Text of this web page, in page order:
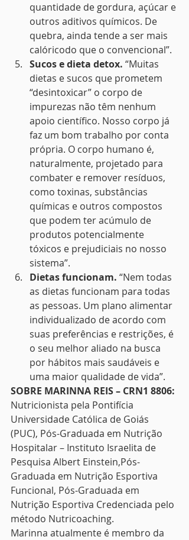
quantidade de gordura, açúcar e
outros aditivos químicos. De
quebra, ainda tende a ser mais
calóricodo que o convencional”.
Sucos e dieta detox. “Muitas
dietas e sucos que prometem
“desintoxicar” o corpo de
impurezas não têm nenhum
apoio científico. Nosso corpo já
faz um bom trabalho por conta
própria. O corpo humano é,
naturalmente, projetado para
combater e remover resíduos,
como toxinas, substâncias
químicas e outros compostos
que podem ter acúmulo de
produtos potencialmente
tóxicos e prejudiciais no nosso
sistema”.
Dietas funcionam. “Nem todas
as dietas funcionam para todas
as pessoas. Um plano alimentar
individualizado de acordo com
suas preferências e restrições, é
o seu melhor aliado na busca
por hábitos mais saudáveis e
uma maior qualidade de vida”.
SOBRE MARINNA REIS – CRN1 8806:
Nutricionista pela Pontifícia
Universidade Católica de Goiás
(PUC), Pós-Graduada em Nutrição
Hospitalar – Instituto Israelita de
Pesquisa Albert Einstein,Pós-
Graduada em Nutrição Esportiva
Funcional, Pós-Graduada em
Nutrição Esportiva Credenciada pelo
método Nutricoaching.
Marinna atualmente é membro da